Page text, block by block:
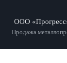
ООО
Продажа